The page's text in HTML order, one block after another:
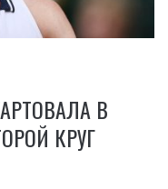
В
КРУГ